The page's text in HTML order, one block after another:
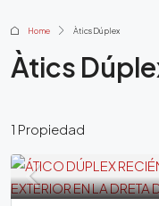
Home Àtics Dúplex
Àtics
1 Propiedad